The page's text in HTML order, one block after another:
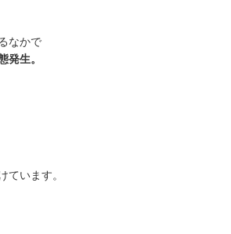
なかで
発生。
ています。